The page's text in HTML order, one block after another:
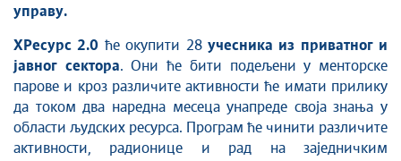
управу.
ХРесурс 2.0 ће окупити 28 учесника из приватног и
јавног сектора. Они ће бити подељени у менторске
парове и кроз различите активности ће имати прилику
да током два наредна месеца унапреде своја знања у
области људских ресурса. Програм ће чинити различите
активности, радионице и рад на заједничким